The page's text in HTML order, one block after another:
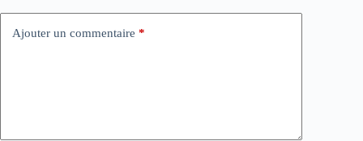
Ajouter un commentaire *